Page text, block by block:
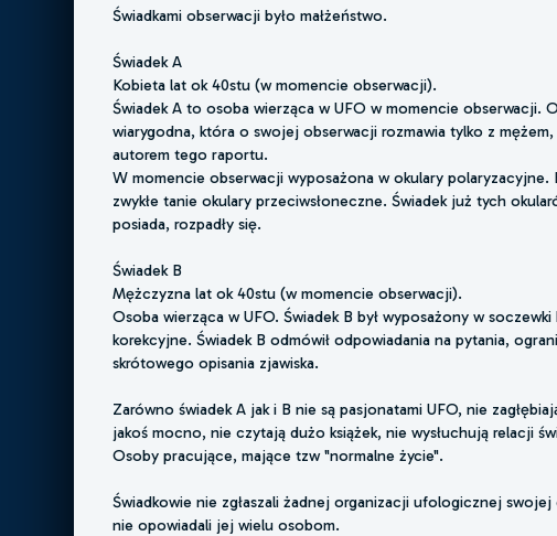
Świadkami obserwacji było małżeństwo.
Świadek A
Kobieta lat ok 40stu (w momencie obserwacji).
Świadek A to osoba wierząca w UFO w momencie obserwacji.
wiarygodna, która o swojej obserwacji rozmawia tylko z mężem,
autorem tego raportu.
W momencie obserwacji wyposażona w okulary polaryzacyjne.
zwykłe tanie okulary przeciwsłoneczne. Świadek już tych
posiada, rozpadły się.
Świadek B
Mężczyzna lat ok 40stu (w momencie obserwacji).
Osoba wierząca w UFO. Świadek B był wyposażony w
korekcyjne. Świadek B odmówił odpowiadania na pytania,
skrótowego opisania zjawiska.
Zarówno świadek A jak i B nie są pasjonatami UFO, nie
jakoś mocno, nie czytają dużo książek, nie wysłuchują relacji
Osoby pracujące, mające tzw "normalne życie".
Świadkowie nie zgłaszali żadnej organizacji ufologicznej swojej
nie opowiadali jej wielu osobom.